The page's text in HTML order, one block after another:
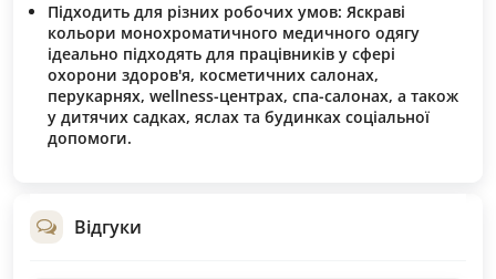
Підходить для різних робочих умов: Яскраві
кольори монохроматичного медичного одягу
ідеально підходять для працівників у сфері
охорони здоров'я, косметичних салонах,
перукарнях, wellness-центрах, спа-салонах, а також
у дитячих садках, яслах та будинках соціальної
допомоги.
Відгуки